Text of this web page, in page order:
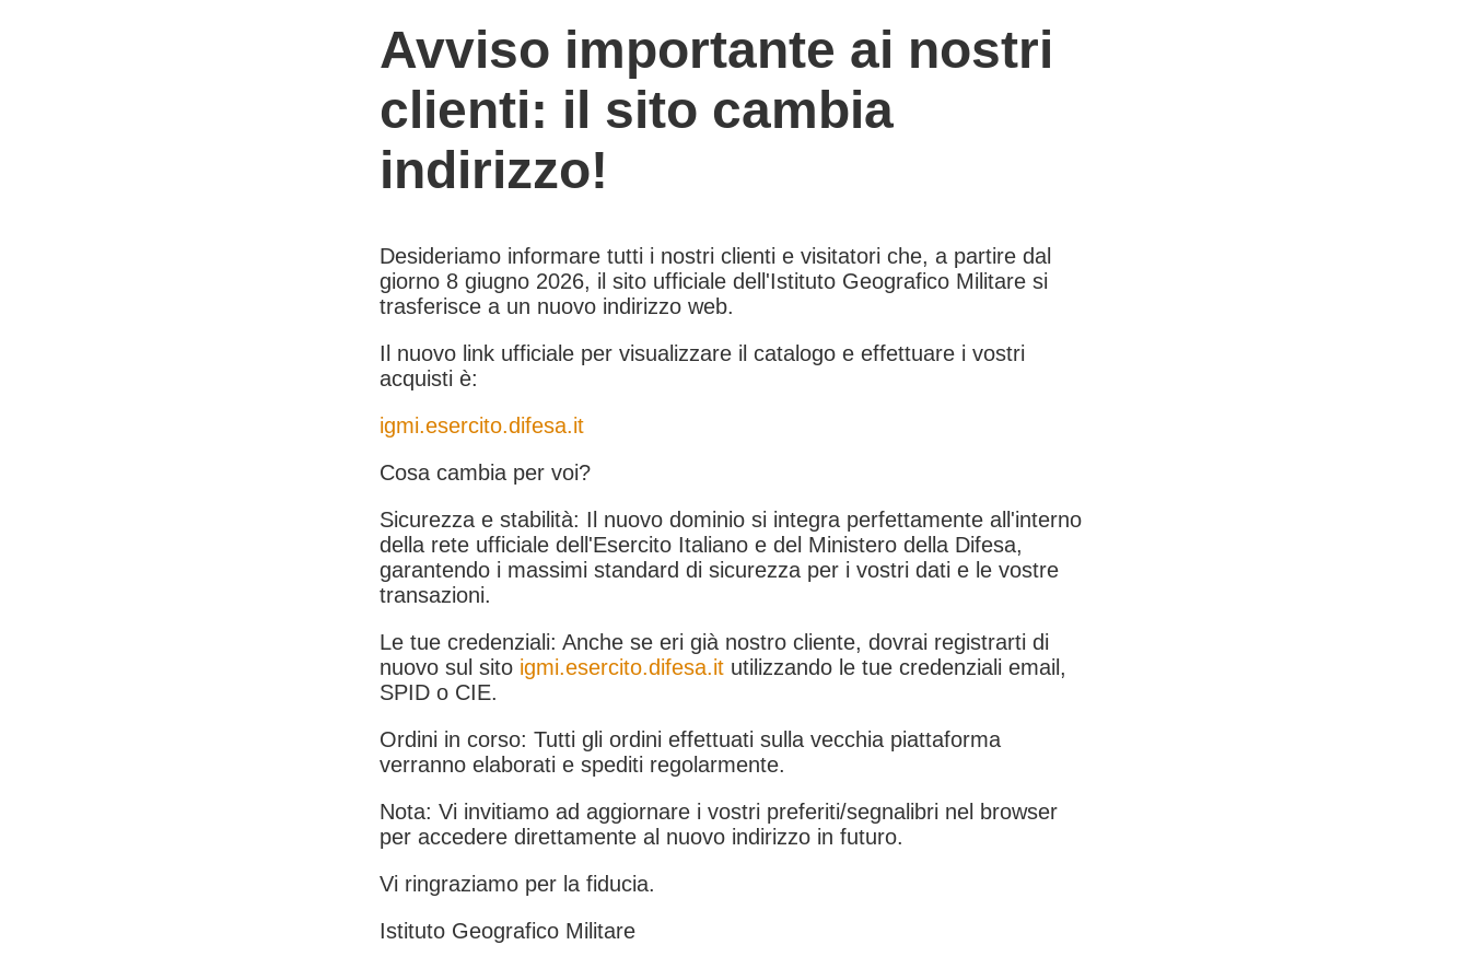
Avviso importante ai nostri
clienti: il sito cambia
indirizzo!
Desideriamo informare tutti i nostri clienti e visitatori che, a partire dal
giorno 8 giugno 2026, il sito ufficiale dell'Istituto Geografico Militare si
trasferisce a un nuovo indirizzo web.
Il nuovo link ufficiale per visualizzare il catalogo e effettuare i vostri
acquisti è:
igmi.esercito.difesa.it
Cosa cambia per voi?
Sicurezza e stabilità: Il nuovo dominio si integra perfettamente all'interno
della rete ufficiale dell'Esercito Italiano e del Ministero della Difesa,
garantendo i massimi standard di sicurezza per i vostri dati e le vostre
transazioni.
Le tue credenziali: Anche se eri già nostro cliente, dovrai registrarti di
nuovo sul sito igmi.esercito.difesa.it utilizzando le tue credenziali email,
SPID o CIE.
Ordini in corso: Tutti gli ordini effettuati sulla vecchia piattaforma
verranno elaborati e spediti regolarmente.
Nota: Vi invitiamo ad aggiornare i vostri preferiti/segnalibri nel browser
per accedere direttamente al nuovo indirizzo in futuro.
Vi ringraziamo per la fiducia.
Istituto Geografico Militare